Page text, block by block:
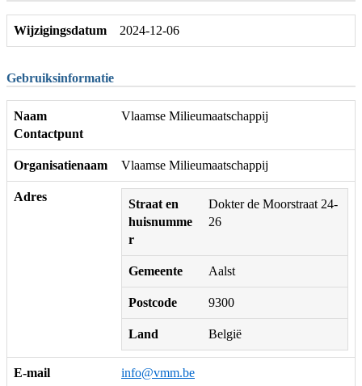
Wijzigingsdatum 2024-12-06
Gebruiksinformatie
Naam
Contactpunt
Vlaamse Milieumaatschappij
Organisatienaam Vlaamse Milieumaatschappij
Adres
Straat en
huisnumme
r
Dokter de Moorstraat 24-
26
Gemeente Aalst
Postcode 9300
Land België
E-mail info@vmm.be